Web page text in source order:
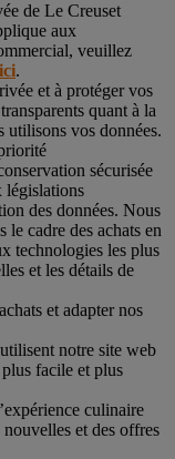
de Le Creuset
aux
veuillez
ici.
et à protéger vos
quant à la
utilisons vos données.
sécurisée
législations
des données. Nous
le cadre des achats en
technologies les plus
et les détails de
et adapter nos
notre site web
facile et plus
culinaire
et des offres